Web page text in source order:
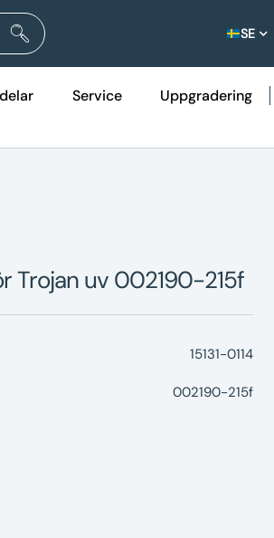
SE
Service Uppgradering
Trojan uv 002190-215f
15131-0114
002190-215f